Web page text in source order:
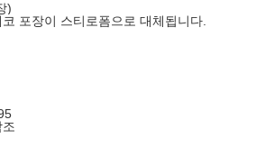
)
포장이 스티로폼으로 대체됩니다.